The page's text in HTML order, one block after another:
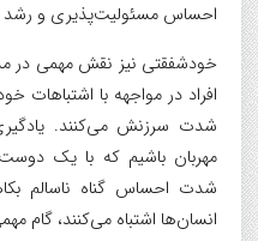
احساس مسئولیت‌پذیری و رشد
خودشفقتی نیز نقش مهمی در
افراد در مواجهه با اشتباهات
شدت سرزنش می‌کنند.
مهربان باشیم که با یک دوست
شدت احساس گناه ناسالم
انسان‌ها اشتباه می‌کنند، گام